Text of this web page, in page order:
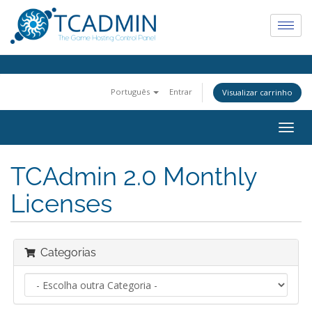
Português Entrar Visualizar carrinho
TCAdmin 2.0 Monthly
Licenses
Categorias